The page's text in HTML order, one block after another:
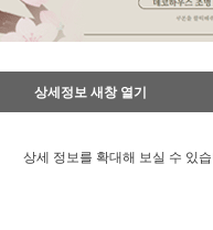
상세정보 새창 열기
상세 정보를 확대해 보실 수 있